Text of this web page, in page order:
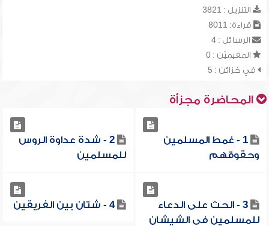
التنزيل : 3821
قراءة: 8011
الرسائل : 4
المقيميّن : 0
في خزائن : 5
المحاضرة مجزأة
1 - غمط المسلمين
وحقوقهم
2 - شدة عداوة الروس
للمسلمين
3 - الحث على الدعاء
للمسلمين في الشيشان
4 - شتان بين الفريقين